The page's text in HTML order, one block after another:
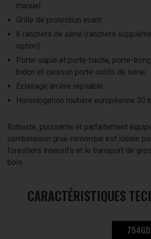
manuel.
Grille de protection avant.
6 ranchets de série (ranchets
option).
Porte-sapie et porte-hache, porte-
bidon et caisson porte-outils de série.
Éclairage arrière repliable.
Homologation routière européenne 30
Robuste, puissante et parfaitement
combinaison grue-remorque est idéale
forestiers intensifs et le transport de
bois.
CARACTÉRISTIQUES